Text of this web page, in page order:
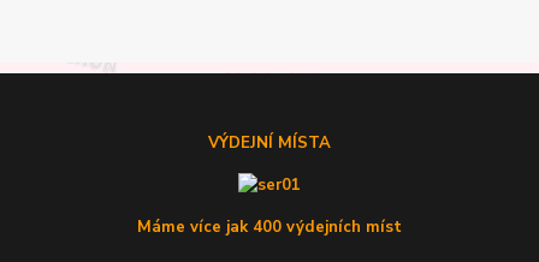
VÝDEJNÍ MÍSTA
Máme více jak 400 výdejních míst